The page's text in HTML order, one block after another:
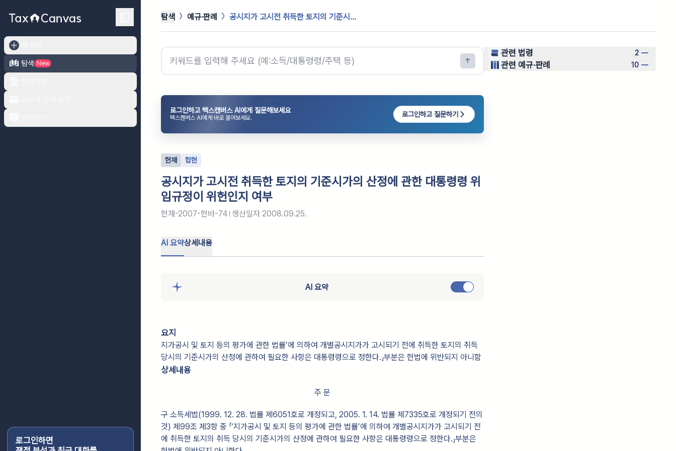
탐색
New
로그인하면
탐색 예규·판례 공시지가 고시전 취득한 토지의 기준시...
로그인하고 택스캔버스 AI에게 질문해보세요
택스캔버스 AI에게 바로 물어보세요. 로그인하고 질문하기
헌재 합헌
공시지가 고시전 취득한 토지의 기준시가의 산정에 관한 대통령령 위
임규정이 위헌인지 여부
헌재-2007-헌바-74 생산일자 2008.09.25.
AI 요약상세내용
AI 요약
요지
지가공시 및 토지 등의 평가에 관한 법률’에 의하여 개별공시지가가 고시되기 전에 취득한 토지의 취득
당시의 기준시가의 산정에 관하여 필요한 사항은 대통령령으로 정한다.」부분은 헌법에 위반되지 아니함
상세내용
주 문
구 소득세법(1999. 12. 28. 법률 제6051호로 개정되고, 2005. 1. 14. 법률 제7335호로 개정되기 전의
것) 제99조 제3항 중 「‘지가공시 및 토지 등의 평가에 관한 법률’에 의하여 개별공시지가가 고시되기 전
에 취득한 토지의 취득 당시의 기준시가의 산정에 관하여 필요한 사항은 대통령령으로 정한다.」부분은
관련 법령 2
관련 예규·판례 10